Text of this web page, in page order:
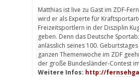
Matthias ist live zu Gast im ZDF-
wird er als Experte für
Freizeitsportlern in der Disziplin
geben. Denn das Deutsche
anlässlich seines 100.
ganzen Themenwoche im ZDF
der große Bundesländer-Contest
Weitere Infos: http://